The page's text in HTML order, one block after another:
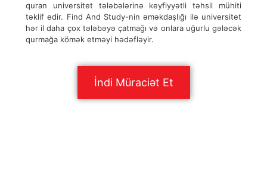
quran universitet tələbələrinə keyfiyyətli təhsil mühiti
təklif edir. Find And Study-nin əməkdaşlığı ilə universitet
hər il daha çox tələbəyə çatmağı və onlara uğurlu gələcək
qurmağa kömək etməyi hədəfləyir.
İndi Müraciət Et